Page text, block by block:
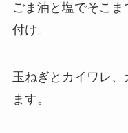
ごま油と塩でそこ
付け。
玉ねぎとカイワレ
ます。